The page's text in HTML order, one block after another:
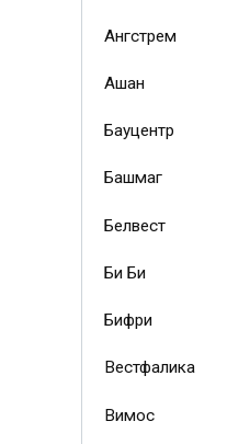
Ангстрем
Ашан
Бауцентр
Башмаг
Белвест
Би Би
Бифри
Вестфалика
Вимос